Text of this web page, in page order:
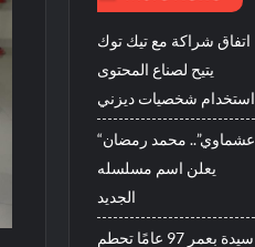
اتفاق شراكة مع تيك توك
يتيح لصناع المحتوى
استخدام شخصيات ديزني
“عشماوي”.. محمد رمضان
يعلن اسم مسلسله
الجديد
سيدة بعمر 97 عامًا تحطم